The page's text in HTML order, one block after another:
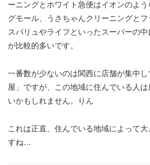
ーニングとホワイト急便はイオンのよ
グモール、うさちゃんクリーニングとフ
スバリュやライフといったスーパーの
が比較的多いです。
一番数が少ないのは関西に店舗が集中
屋」ですが、この地域に住んでいる人
いかもしれません。りん
これは正直、住んでいる地域によって大
すね…